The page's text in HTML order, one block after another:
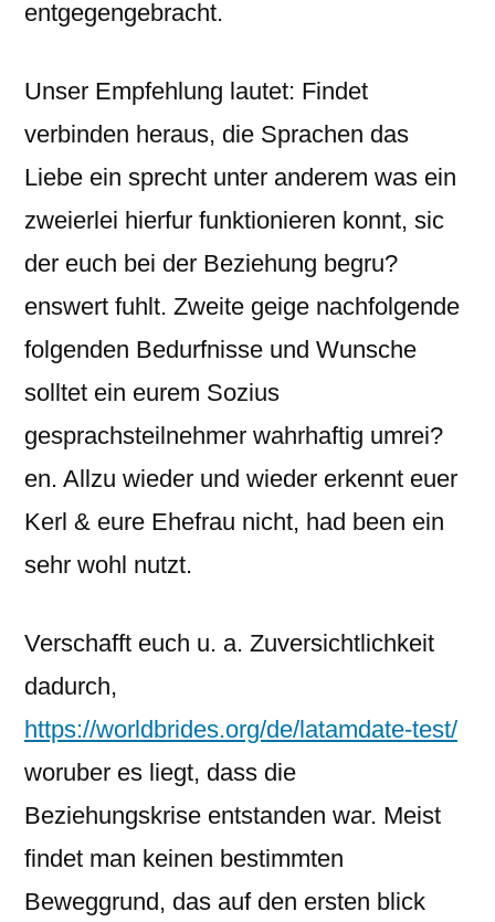
entgegengebracht.
Unser Empfehlung lautet: Findet
verbinden heraus, die Sprachen das
Liebe ein sprecht unter anderem was ein
zweierlei hierfur funktionieren konnt, sic
der euch bei der Beziehung begru?
enswert fuhlt. Zweite geige nachfolgende
folgenden Bedurfnisse und Wunsche
solltet ein eurem Sozius
gesprachsteilnehmer wahrhaftig umrei?
en. Allzu wieder und wieder erkennt euer
Kerl & eure Ehefrau nicht, had been ein
sehr wohl nutzt.
Verschafft euch u. a. Zuversichtlichkeit
dadurch,
https://worldbrides.org/de/latamdate-test/
woruber es liegt, dass die
Beziehungskrise entstanden war. Meist
findet man keinen bestimmten
Beweggrund, das auf den ersten blick